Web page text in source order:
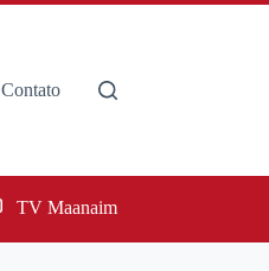
Contato
TV Maanaim